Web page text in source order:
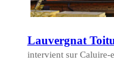
Lauvergnat
intervient sur Caluire-